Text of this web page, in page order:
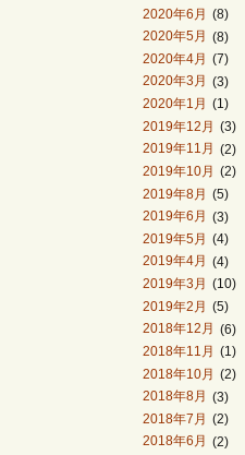
2020年6月 (8)
2020年5月
(8)
2020年4月
(7)
2020年3月
(3)
2020年1月
(1)
2019年12月 (3)
2019年11月
(2)
2019年10月
(2)
2019年8月 (5)
2019年6月
(3)
2019年5月
(4)
2019年4月
(4)
2019年3月
(10)
2019年2月 (5)
2018年12月
(6)
2018年11月
(1)
2018年10月 (2)
2018年8月
(3)
2018年7月
(2)
2018年6月
(2)